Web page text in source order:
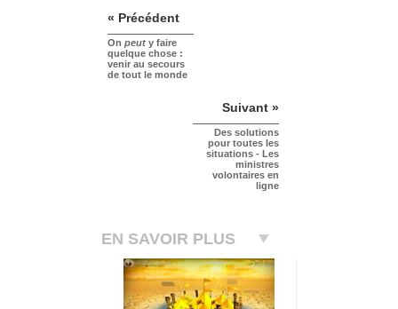
« Précédent
On peut y faire
quelque chose :
venir au secours
de tout le monde
Suivant »
Des solutions
pour toutes les
situations - Les
ministres
volontaires en
ligne
EN SAVOIR PLUS